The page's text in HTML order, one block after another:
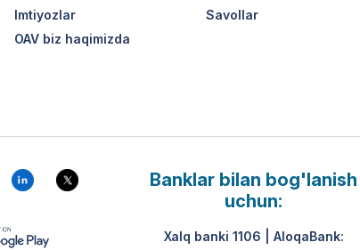
Imtiyozlar
OAV biz haqimizda
Savollar
Banklar bilan bog'lanish
uchun:
Xalq banki 1106 | AloqaBank: